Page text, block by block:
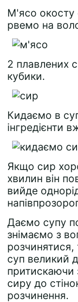
М'ясо окосту
рвемо на
2 плавлених
кубики.
Кидаємо в
інгредієнти
Якщо сир
хвилин він
вийде
Даємо супу
знімаємо з
розчинятися,
суп великий
притискаючи
сиру до
розчинення.